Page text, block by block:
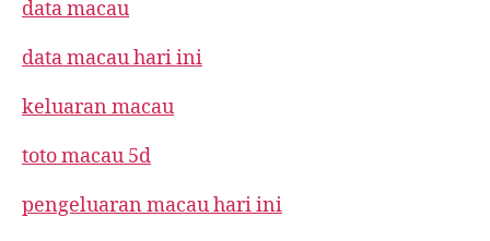
data macau
data macau hari ini
keluaran macau
toto macau 5d
pengeluaran macau hari ini